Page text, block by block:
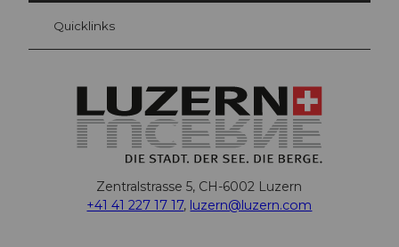
Quicklinks
Zentralstrasse 5, CH-6002 Luzern
+41 41 227 17 17, luzern@luzern.com